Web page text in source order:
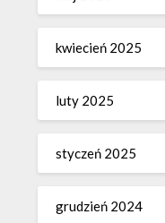
kwiecień 2025
luty 2025
styczeń 2025
grudzień 2024